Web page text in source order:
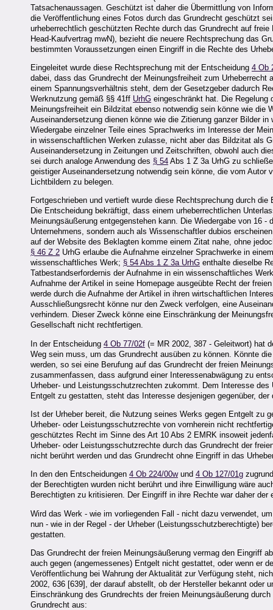
Tatsachenaussagen. Geschützt ist daher die Übermittlung von
die Veröffentlichung eines Fotos durch das Grundrecht geschützt
urheberrechtlich geschützten Rechte durch das Grundrecht auf
Head-Kaufvertrag mwN), bezieht die neuere Rechtsprechung das
bestimmten Voraussetzungen einen Eingriff in die Rechte des
Eingeleitet wurde diese Rechtsprechung mit der Entscheidung 4 Ob
dabei, dass das Grundrecht der Meinungsfreiheit zum
einem Spannungsverhältnis steht, dem der Gesetzgeber dadurch
Werknutzung gemäß §§ 41ff UrhG eingeschränkt hat. Die
Meinungsfreiheit ein Bildzitat ebenso notwendig sein könne wie die
Auseinandersetzung dienen könne wie die Zitierung ganzer Bilder
Wiedergabe einzelner Teile eines Sprachwerks im Interesse der
in wissenschaftlichen Werken zulasse, nicht aber das Bildzitat als
Auseinandersetzung in Zeitungen und Zeitschriften, obwohl auch
sei durch analoge Anwendung des § 54 Abs 1 Z 3a UrhG zu
geistiger Auseinandersetzung notwendig sein könne, die vom
Lichtbildern zu belegen.
Fortgeschrieben und vertieft wurde diese Rechtsprechung durch
Die Entscheidung bekräftigt, dass einem urheberrechtlichen
Meinungsäußerung entgegenstehen kann. Die Wiedergabe von 16
Unternehmens, sondern auch als Wissenschaftler dubios
auf der Website des Beklagten komme einem Zitat nahe, ohne
§ 46 Z 2 UrhG erlaube die Aufnahme einzelner Sprachwerke in
wissenschaftliches Werk; § 54 Abs 1 Z 3a UrhG enthalte dieselbe
Tatbestandserfordernis der Aufnahme in ein wissenschaftliches
Aufnahme der Artikel in seine Homepage ausgeübte Recht der
werde durch die Aufnahme der Artikel in ihren wirtschaftlichen
Ausschließungsrecht könne nur den Zweck verfolgen, eine
verhindern. Dieser Zweck könne eine Einschränkung der
Gesellschaft nicht rechtfertigen.
In der Entscheidung 4 Ob 77/02f (= MR 2002, 387 - Geleitwort) hat
Weg sein muss, um das Grundrecht ausüben zu können. Könnte
werden, so sei eine Berufung auf das Grundrecht der freien
zusammenfassen, dass aufgrund einer Interessenabwägung zu
Urheber- und Leistungsschutzrechten zukommt. Dem Interesse
Entgelt zu gestatten, steht das Interesse desjenigen gegenüber,
Ist der Urheber bereit, die Nutzung seines Werks gegen Entgelt zu
Urheber- oder Leistungsschutzrechte von vornherein nicht
geschütztes Recht im Sinne des Art 10 Abs 2 EMRK insoweit
Urheber- oder Leistungsschutzrechte durch das Grundrecht der
nicht berührt werden und das Grundrecht ohne Eingriff in das
In den den Entscheidungen 4 Ob 224/00wund 4 Ob 127/01g
der Berechtigten wurden nicht berührt und ihre Einwilligung wäre
Berechtigten zu kritisieren. Der Eingriff in ihre Rechte war daher
Wird das Werk - wie im vorliegenden Fall - nicht dazu verwendet,
nun - wie in der Regel - der Urheber (Leistungsschutzberechtigte)
gestatten.
Das Grundrecht der freien Meinungsäußerung vermag den Eingriff
auch gegen (angemessenes) Entgelt nicht gestattet, oder wenn er
Veröffentlichung bei Wahrung der Aktualität zur Verfügung steht,
2002, 636 [639], der darauf abstellt, ob der Hersteller bekannt
Einschränkung des Grundrechts der freien Meinungsäußerung
Grundrecht aus: